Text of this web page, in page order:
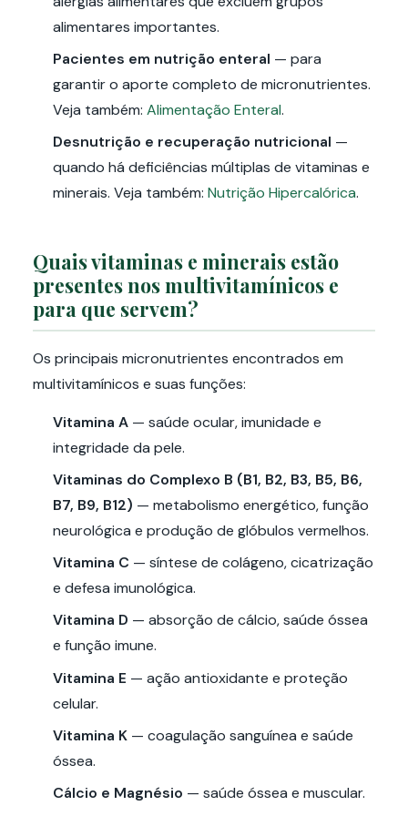
alimentares importantes.
Pacientes em nutrição enteral — para
garantir o aporte completo de micronutrientes.
Veja também:Alimentação Enteral.
Desnutrição e recuperação nutricional —
quando há deficiências múltiplas de vitaminas e
minerais. Veja também:Nutrição Hipercalórica.
Quais vitaminas e minerais estão
presentes nos multivitamínicos e
para que servem?
Os principais micronutrientes encontrados em
multivitamínicos e suas funções:
Vitamina A — saúde ocular, imunidade e
integridade da pele.
Vitaminas do Complexo B (B1, B2, B3, B5, B6,
B7, B9, B12) — metabolismo energético, função
neurológica e produção de glóbulos vermelhos.
Vitamina C — síntese de colágeno, cicatrização
e defesa imunológica.
Vitamina D — absorção de cálcio, saúde óssea
e função imune.
Vitamina E — ação antioxidante e proteção
celular.
Vitamina K — coagulação sanguínea e saúde
óssea.
Cálcio e Magnésio — saúde óssea e muscular.